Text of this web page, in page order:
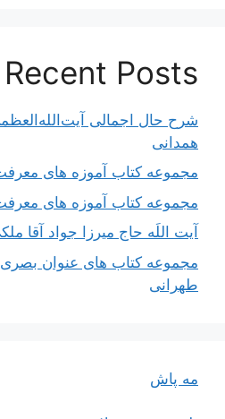
Recent Posts
شرح حال اجمالی
همدانی
مجموعه کتاب آموزه های
مجموعه کتاب آموزه های
آیت اللَه حاج میرزا جواد آقا
مجموعه کتاب های عنوان
طهرانی
مه پاش